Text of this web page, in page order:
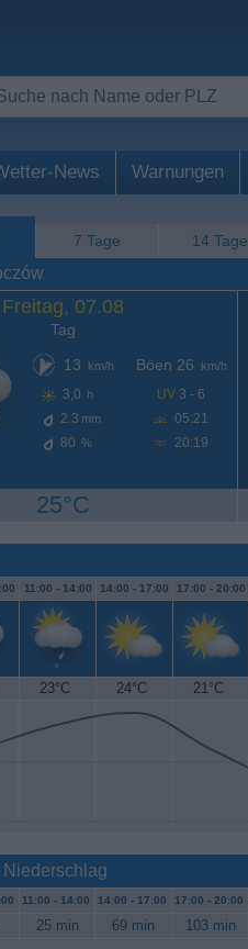
News Warnungen
7 Tage 14 Tage
Freitag, 07.08
Tag
13
km/h
3,0 h
2.3 mm
80 %
Böen 26 km/h
UV 3 - 6
05:21
20:19
25°C
11:00 - 14:00 14:00 - 17:00 17:00 - 20:00
23°C 24°C 21°C
11:00 - 14:00 14:00 - 17:00 17:00 - 20:00
25 min 69 min 103 min